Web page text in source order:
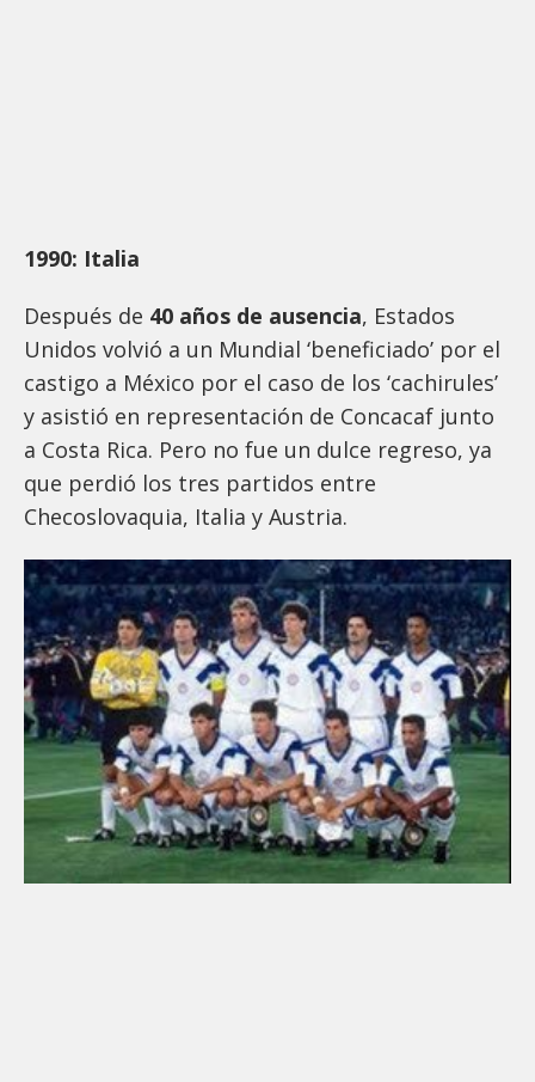
1990: Italia
Después de 40 años de ausencia, Estados
Unidos volvió a un Mundial ‘beneficiado’ por el
castigo a México por el caso de los ‘cachirules’
y asistió en representación de Concacaf junto
a Costa Rica. Pero no fue un dulce regreso, ya
que perdió los tres partidos entre
Checoslovaquia, Italia y Austria.